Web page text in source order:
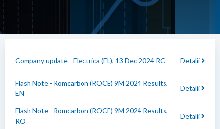
Company update - Electrica (EL), 13 Dec 2024 RO Detalii
Flash Note - Romcarbon (ROCE) 9M 2024 Results,
EN
Detalii
Flash Note - Romcarbon (ROCE) 9M 2024 Results,
RO
Detalii